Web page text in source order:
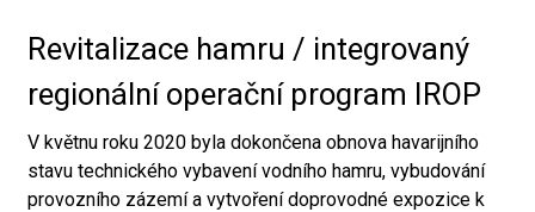
Revitalizace hamru / integrovaný
regionální operační program IROP
V květnu roku 2020 byla dokončena obnova havarijního
stavu technického vybavení vodního hamru, vybudování
provozního zázemí a vytvoření doprovodné expozice k